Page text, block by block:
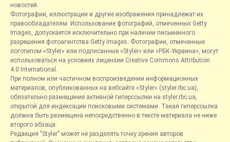
новостей.
Фотографии, иллюстрации и другие изображения принадлежат их
правообладателям. Использование фотографий, отмеченных Getty
Images, допускается исключительно при наличии письменного
разрешения фотоагентства Getty Images. Фотографии, отмеченные
логотипом «Styler» или подписанные «Styler» или «РБК-Украина», могут
использоваться на условиях лицензии Creative Commons Attribution
4.0 International.
При полном или частичном воспроизведении информационных
материалов, опубликованных на вебсайте «Styler» (styler.rbc.ua),
обязательно размещение активной гиперссылки на styler.rbc.ua,
открытой для индексации поисковыми системами. Такая гиперссылка
должна быть размещена непосредственно в тексте материала не ниже
второго абзаца.
Редакция "Styler" может не разделять точку зрения авторов